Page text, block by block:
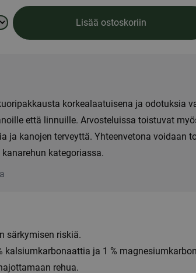
Lisää ostoskoriin
korkealaatuisena ja odotuksia
että linnuille. Arvosteluissa toistuvat
ja kanojen terveyttä. Yhteenvetona voidaan
kategoriassa.
särkymisen riskiä.
kalsiumkarbonaattia ja 1 %
rehua.